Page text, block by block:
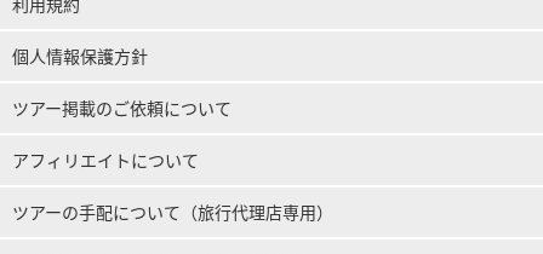
個人情報保護方針
ツアー掲載のご依頼について
アフィリエイトについて
ツアーの手配について（旅行代理店専用）